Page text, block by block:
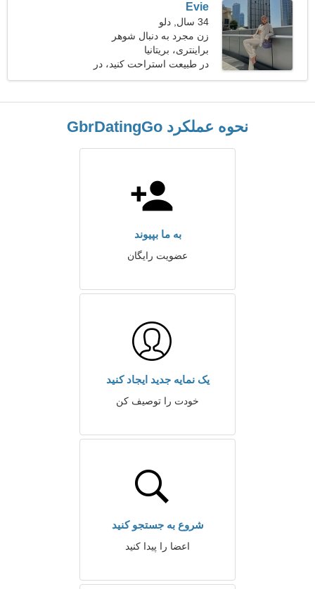
Evie
34 سال, دلو
زن مجرد به دنبال شوهر
براینتری، بریتانیا
در طبیعت استراحت کنید، در
هوای آزاد قدم می زند
نحوه عملکرد GbrDatingGo
به ما بپیوند
عضویت رایگان
یک نمایه جدید ایجاد کنید
خودت را توصیف کن
شروع به جستجو کنید
اعضا را پیدا کنید